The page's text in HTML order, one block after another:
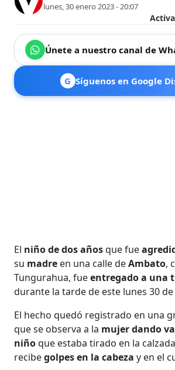
lunes, 30 enero 2023 - 20:07
Únete a nuestro canal de
G Síguenos en Google
El niño de dos añosque fue
su madre en una calle deAmbato,
Tungurahua, fueentregado a una
durante la tarde de este lunes 30
El hecho quedó registrado en una
que se observa a la mujer dando
niñoque estaba tirado en la
recibegolpes en la cabeza y en el